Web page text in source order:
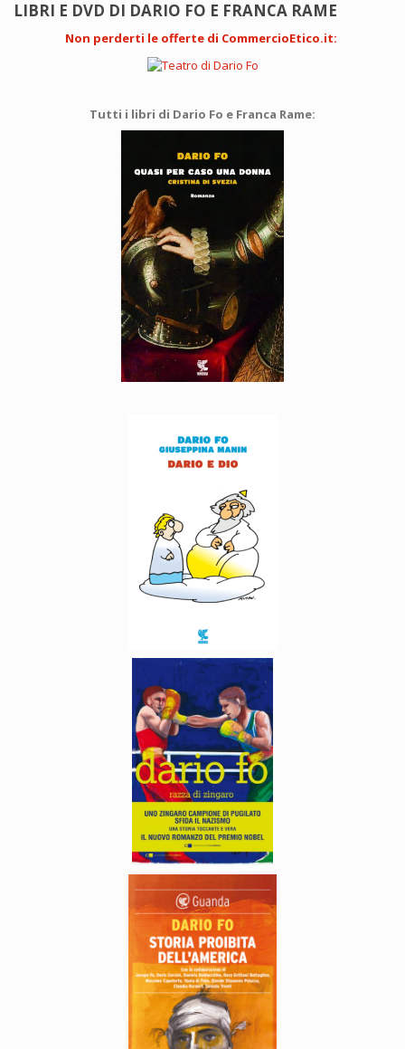
LIBRI E DVD DI DARIO FO E FRANCA RAME
Non perderti le offerte di CommercioEtico.it:
Tutti i libri di Dario Fo e Franca Rame: